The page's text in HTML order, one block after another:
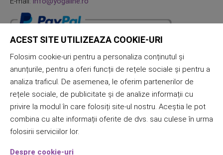
ACEST SITE UTILIZEAZA COOKIE-URI
Folosim cookie-uri pentru a personaliza conținutul și
anunțurile, pentru a oferi funcții de rețele sociale și pentru a
analiza traficul. De asemenea, le oferim partenerilor de
rețele sociale, de publicitate și de analize informații cu
privire la modul în care folosiți site-ul nostru. Aceștia le pot
combina cu alte informații oferite de dvs. sau culese în urma
folosirii serviciilor lor.
Despre cookie-uri